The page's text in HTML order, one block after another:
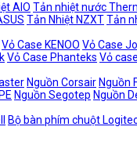
AIO Tản nhiệt nước
Tản Nhiệt NZXTTản
Vỏ Case KENOO Vỏ Case
Vỏ Case Phanteks Vỏ
Nguồn Corsair Nguồn
Nguồn Segotep Nguồn
Bộ bàn phím chuột